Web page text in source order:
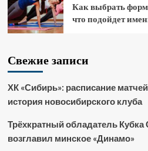
Как выбрать
что подойдет
Свежие записи
ХК «Сибирь»: расписание
история новосибирского клуба
Трёхкратный обладатель
возглавил минское «Динамо»